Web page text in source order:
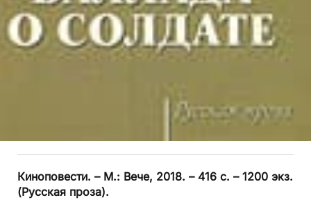
Киноповести. – М.: Вече, 2018. – 416 с. – 1200 экз.
(Русская проза).